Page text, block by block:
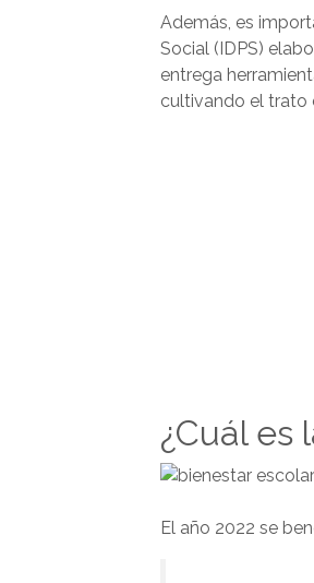
Además, es
Social (IDPS)
entrega
cultivando el trato
¿Cuál es
El año 2022 se